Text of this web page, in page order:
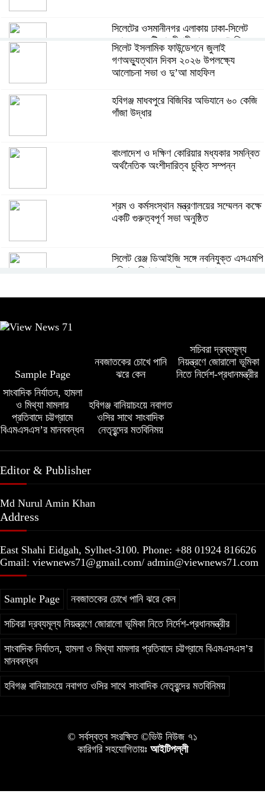
সিলেটের ওসমানীনগর এলাকায় ঢাকা-সিলেট
মহাসড়কে দুটি যাত্রীবাহী বাসের মুখোমুখি
সংঘর্ষে নিহত ৯, পরিবারকে আর্থিক সহযোগিতা
প্রবাসী দিবস’ উদযাপনের লক্ষ্যে
আন্তঃমন্ত্রণালয় সভা অনুষ্ঠিত
গণঅভ্যুত্থান দিবস ২০২৬ উপলক্ষ্যে
আলোচনা সভা ও দু’আ মাহফিল
জন্য অনুকরণীয় মডেল-বিভাগীয় কমিশনার
স্মৃতিস্তম্ভে পুষ্পস্তবক অর্পণ ও জুলাই
গণঅভ্যুত্থানের শহীদদের প্রতি গভীর শ্রদ্ধা
১০ লাখ টাকার চেক ডিজঅনার মামলায় এক
‘সমন্বিত উদ্যোগেই গড়ে উঠবে আধুনিক
সিলেট’ – বাণিজ্যমন্ত্রী
ত্রিতরঙ্গের বাদল সাঁঝের বর্ণাঢ্য আয়োজন
‘শ্রাবনের মেঘগুলো’
সিলেট ইসলামিক ফাউন্ডেশনে জুলাই
গণঅভ্যুত্থান দিবস ২০২৬ উপলক্ষ্যে
আলোচনা সভা ও দু’আ মাহফিল
হবিগঞ্জ মাধবপুরে বিজিবির অভিযানে ৬০ কেজি
গাঁজা উদ্ধার
বাংলাদেশ ও দক্ষিণ কোরিয়ার মধ্যকার সমন্বিত
অর্থনৈতিক অংশীদারিত্ব চুক্তি সম্পন্ন
শ্রম ও কর্মসংস্থান মন্ত্রণালয়ের সম্মেলন কক্ষে
একটি গুরুত্বপূর্ণ সভা অনুষ্ঠিত
সিলেট রেঞ্জ ডিআইজি সঙ্গে নবনিযুক্ত এসএমপি
পুলিশ কমিশনারের সৌজন্য সাক্ষাৎ
নগর উন্নয়নে জনগণের চাহিদা ও বাস্তব
প্রয়োজনকে সর্বোচ্চ গুরুত্ব দেওয়া হচ্ছে-
আন্তর্জাতিক অভিবাসী দিবস’ এবং ‘জাতীয়
প্রবাসী দিবস’ উদযাপনের লক্ষ্যে
Sample Page
নবজাতকের চোখে পানি
ঝরে কেন
সচিবরা দ্রব্যমূল্য
নিয়ন্ত্রণে জোরালো ভূমিকা
নিতে নির্দেশ-প্রধানমন্ত্রীর
সাংবাদিক নির্যাতন, হামলা
ও মিথ্যা মামলার
প্রতিবাদে চট্টগ্রামে
বিএমএসএস’র মানববন্ধন
হবিগঞ্জ বানিয়াচংয়ে নবাগত
ওসির সাথে সাংবাদিক
নেতৃবৃন্দের মতবিনিময়
Editor & Publisher
Md Nurul Amin Khan
Address
East Shahi Eidgah, Sylhet-3100. Phone: +88 01924 816626
Gmail: viewnews71@gmail.com/ admin@viewnews71.com
Sample Page নবজাতকের চোখে পানি ঝরে কেন
সচিবরা দ্রব্যমূল্য নিয়ন্ত্রণে জোরালো ভূমিকা নিতে নির্দেশ-প্রধানমন্ত্রীর
সাংবাদিক নির্যাতন, হামলা ও মিথ্যা মামলার প্রতিবাদে চট্টগ্রামে বিএমএসএস’র
মানববন্ধন
হবিগঞ্জ বানিয়াচংয়ে নবাগত ওসির সাথে সাংবাদিক নেতৃবৃন্দের মতবিনিময়
© সর্বস্বত্ব সংরক্ষিত ©ভিউ নিউজ ৭১
কারিগরি সহযোগিতায়ঃ আইটিপল্লী